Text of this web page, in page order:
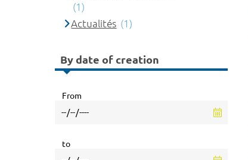
(1)
Actualités (1)
By date of creation
From
to